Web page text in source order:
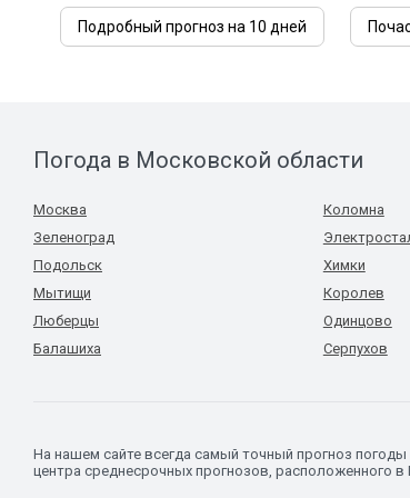
Подробный прогноз на 10 дней
Погода в Московской области
Москва
Зеленоград
Подольск
Мытищи
Люберцы
Балашиха
Коломна
Химки
Королев
Одинцово
Серпухов
На нашем сайте всегда самый точный прогноз
центра среднесрочных прогнозов, расположенного